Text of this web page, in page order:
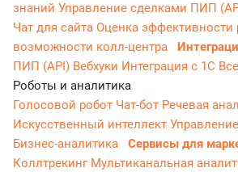
знаний Управление сделками ПИП
Чат для сайта Оценка эффективности
возможности колл-центра
ПИП (API) Вебхуки Интеграция с 1С
Роботы и аналитика
Голосовой робот Чат-бот Речевая
Искусственный интеллект
Бизнес-аналитика
Сервисы для
Коллтрекинг Мультиканальная